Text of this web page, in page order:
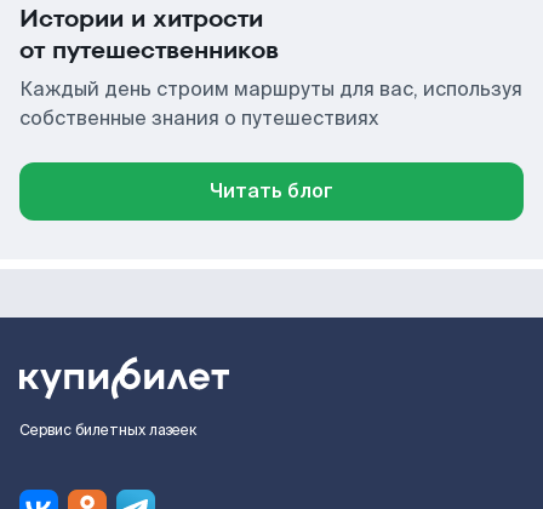
Истории и хитрости
от путешественников
Каждый день строим маршруты для вас, используя
собственные знания о путешествиях
Читать блог
Сервис билетных лазеек